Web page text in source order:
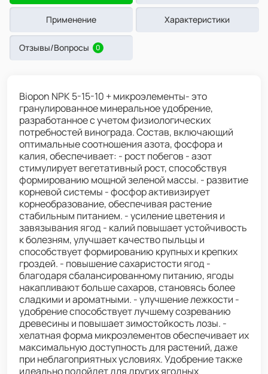
Применение Характеристики
Отзывы/Вопросы 0
Biopon NPK 5-15-10 + микроэлементы- это
гранулированное минеральное удобрение,
разработанное с учетом физиологических
потребностей винограда. Состав, включающий
оптимальные соотношения азота, фосфора и
калия, обеспечивает: - рост побегов - азот
стимулирует вегетативный рост, способствуя
формированию мощной зеленой массы. - развитие
корневой системы - фосфор активизирует
корнеобразование, обеспечивая растение
стабильным питанием. - усиление цветения и
завязывания ягод - калий повышает устойчивость
к болезням, улучшает качество пыльцы и
способствует формированию крупных и крепких
гроздей. - повышение сахаристости ягод -
благодаря сбалансированному питанию, ягоды
накапливают больше сахаров, становясь более
сладкими и ароматными. - улучшение лежкости -
удобрение способствует лучшему созреванию
древесины и повышает зимостойкость лозы. -
хелатная форма микроэлементов обеспечивает их
максимальную доступность для растений, даже
при неблагоприятных условиях. Удобрение также
идеально подойдет для других ягодных